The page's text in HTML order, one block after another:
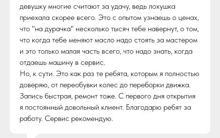
девушку многие считают за удачу, ведь лохушка
приехала скорее всего. Это с опытом узнаешь о ценах,
что "на дурачка" несколько тысяч тебе навернут, о том,
что когда тебе меняют масло надо стоять за мастером
и это только малая часть всего, что надо знать, когда
отдаешь машину в сервис.
Но, к сути. Это как раз те ребята, которым я полностью
доверяю, от переобувки колес до переборки движка.
Запись быстрая, ремонт тоже. С первого дня открытия
я постоянный довольный клиент. Благодарю ребят за
работу. Сервис рекомендую.